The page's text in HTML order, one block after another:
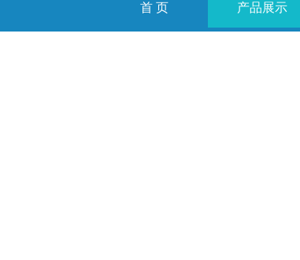
首 页 产品展示